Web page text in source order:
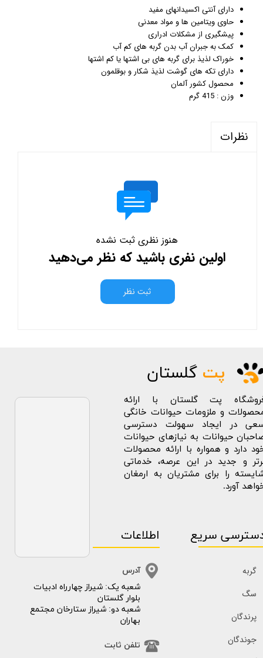
دارای آنتی اکسیدانهای مفید
حاوی ویتامین ها و مواد معدنی
پیشگیری از مشکلات ادراری
کمک به جبران آب بدن گربه های کم آب
خوراک لذیذ برای گربه های بی اشتها یا کم اشتها
دارای تکه های گوشت لذیذ شکار و بوقلمون
محصول کشور آلمان
وزن : 415 گرم
نظرات
هنوز نظری ثبت نشده
اولین نفری باشید که نظر می‌دهید
ثبت نظر
پت گلستان
پت گلستان با ارائه
و ملزومات حیوانات خانگی
در ایجاد سهولت دسترسی
حیوانات به نیازهای حیوانات
دارد و همواره با ارائه محصولات
و جدید در این عرصه، خدماتی
را برای مشتریان به ارمغان
آورد.
سریع
گربه
سگ
پرندگان
جوندگان
​​شعبه یک: شیراز چهارراه ادبیات
بلوار گلستان
شعبه دو: شیراز ستارخان مجتمع
بهاران
اطلاعات
آدرس
تلفن ثابت